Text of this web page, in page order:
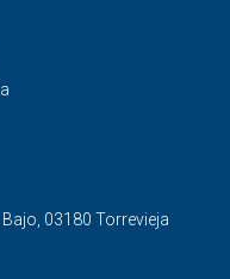
03180 Torrevieja